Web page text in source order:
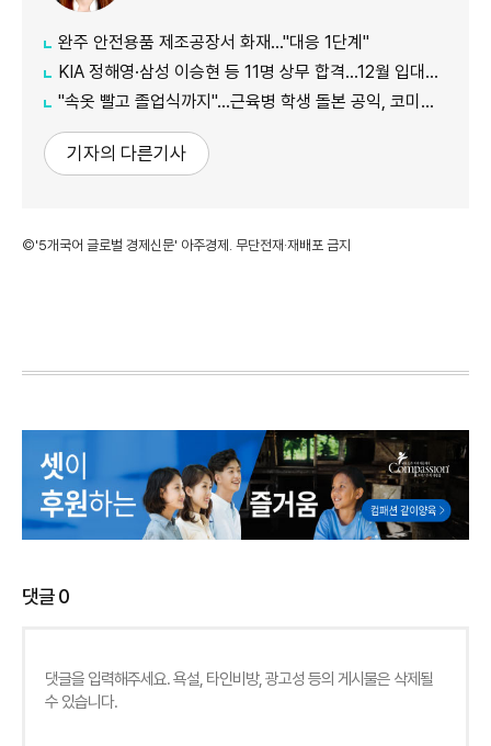
완주 안전용품 제조공장서 화재…"대응 1단계"
KIA 정해영·삼성 이승현 등 11명 상무 합격…12월 입대해 2028년 6월 전역
"속옷 빨고 졸업식까지"…근육병 학생 돌본 공익, 코미디언 김규원이었다
기자의 다른기사
©'5개국어 글로벌 경제신문' 아주경제. 무단전재·재배포 금지
댓글0